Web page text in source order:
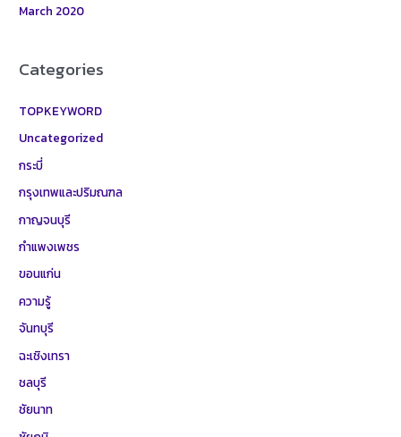
March 2020
Categories
TOPKEYWORD
Uncategorized
กระบี่
กรุงเทพและปริมณฑล
กาญจนบุรี
กำแพงเพชร
ขอนแก่น
ความรู้
จันทบุรี
ฉะเชิงเทรา
ชลบุรี
ชัยนาท